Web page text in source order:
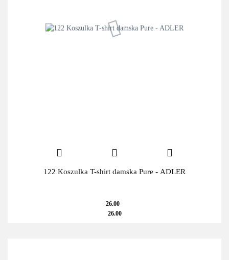
122 Koszulka T-shirt damska Pure - ADLER
26.00
26.00